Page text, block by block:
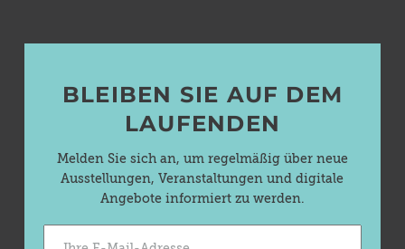
BLEIBEN SIE AUF DEM
LAUFENDEN
Melden Sie sich an, um regelmäßig über neue
Ausstellungen, Veranstaltungen und digitale
Angebote informiert zu werden.